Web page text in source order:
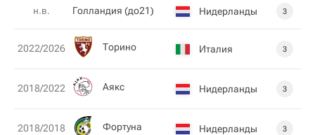
н.в. Голландия (до21) Нидерланды 3
2022/2026 Торино Италия 3
2018/2022 Аякс Нидерланды 3
2018/2018 Фортуна Нидерланды 3